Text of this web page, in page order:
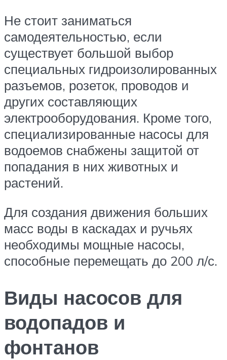
Не стоит заниматься
самодеятельностью, если
существует большой выбор
специальных гидроизолированных
разъемов, розеток, проводов и
других составляющих
электрооборудования. Кроме того,
специализированные насосы для
водоемов снабжены защитой от
попадания в них животных и
растений.
Для создания движения больших
масс воды в каскадах и ручьях
необходимы мощные насосы,
способные перемещать до 200 л/с.
Виды насосов для
водопадов и
фонтанов